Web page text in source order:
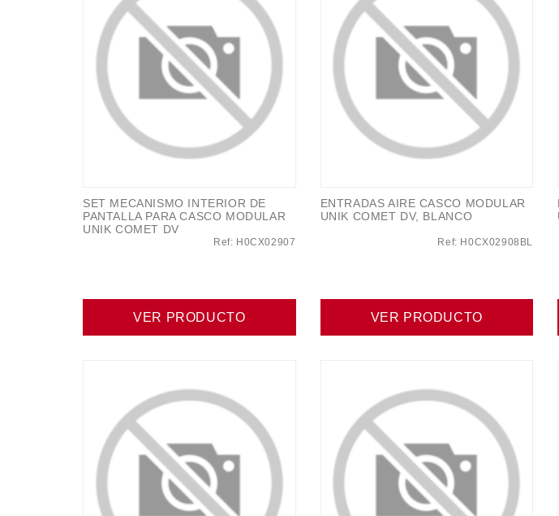
SET MECANISMO INTERIOR DE
PANTALLA PARA CASCO MODULAR
UNIK COMET DV
Ref: H0CX02907
VER PRODUCTO
ENTRADAS AIRE CASCO MODULAR
UNIK COMET DV, BLANCO
Ref: H0CX02908BL
VER PRODUCTO